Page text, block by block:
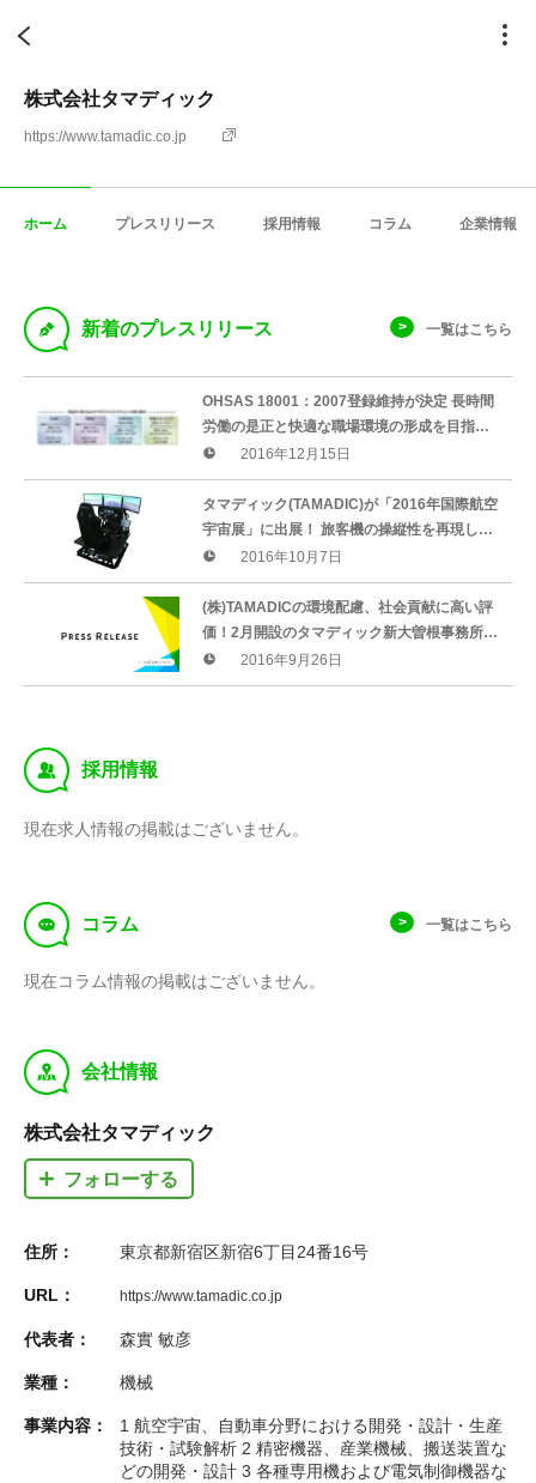
株式会社タマディック
https://www.tamadic.co.jp
ホーム プレスリリース 採用情報 コラム 企業情報
D 新着のプレスリリース 一覧はこちら
OHSAS 18001：2007登録維持が決定 長時間
労働の是正と快適な職場環境の形成を目指し
ます
2016年12月15日
タマディック(TAMADIC)が「2016年国際航空
宇宙展」に出展！ 旅客機の操縦性を再現した
エンターテイメント用「タマディック フライ
トシミュレータ」を展示
2016年10月7日
(株)TAMADICの環境配慮、社会貢献に高い評
価！2月開設のタマディック新大曽根事務所が
「第29回 日経ニューオフィス賞 中部ニューオ
フィス審査委員賞」を受賞
2016年9月26日
‰ 採用情報
現在求人情報の掲載はございません。
f コラム 一覧はこちら
現在コラム情報の掲載はございません。
y 会社情報
株式会社タマディック
フォローする
住所： 東京都新宿区新宿6丁目24番16号
URL： https://www.tamadic.co.jp
代表者： 森實 敏彦
業種： 機械
事業内容：
1 航空宇宙、自動車分野における開発・設計・生産
技術・試験解析 2 精密機器、産業機械、搬送装置な
どの開発・設計 3 各種専用機および電気制御機器な